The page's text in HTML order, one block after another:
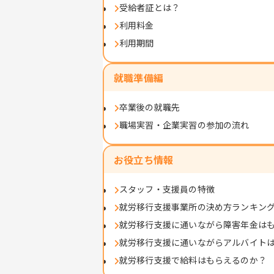
受給者証とは？
利用料金
利用期間
就職準備編
卒業後の就職先
職場実習・企業実習の参加の流れ
お役立ち情報
スタッフ・支援員の特徴
就労移行支援事業所の決め方ランキン
就労移行支援に通いながら障害年金は
就労移行支援に通いながらアルバイト
就労移行支援で給料はもらえるのか？